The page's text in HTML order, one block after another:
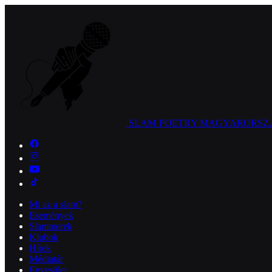
SLAM POETRY
Mi az a slam?
Események
Slammerek
Klubok
Hírek
Médiatár
Egyesület